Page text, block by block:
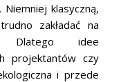
klasyczną,
zakładać na
Dlatego idee
projektantów czy
i przede